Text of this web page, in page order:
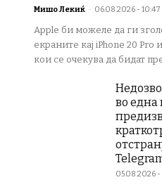
Мишо Лекиќ - 06.08.2026 - 10:47
Apple би можеле да ги
екраните кај iPhone 20 Pro
кои се очекува да бидат
во една
05.08.2026 -